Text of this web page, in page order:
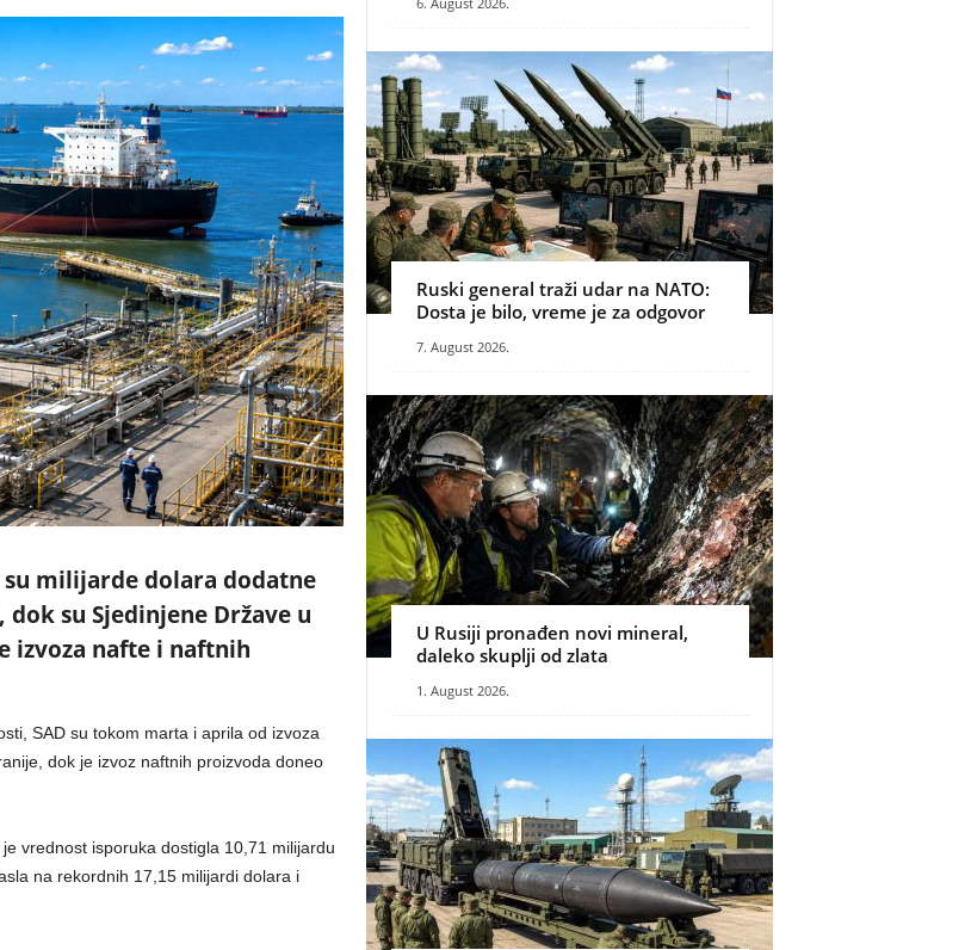
milijarde dolara dodatne
su Sjedinjene Države u
izvoza nafte i naftnih
SAD su tokom marta i aprila od izvoza
dok je izvoz naftnih proizvoda doneo
vrednost isporuka dostigla 10,71 milijardu
na rekordnih 17,15 milijardi dolara i
Ruski general traži udar na NATO:
Dosta je bilo, vreme je za odgovor
7. August 2026.
U Rusiji pronađen novi mineral,
daleko skuplji od zlata
1. August 2026.